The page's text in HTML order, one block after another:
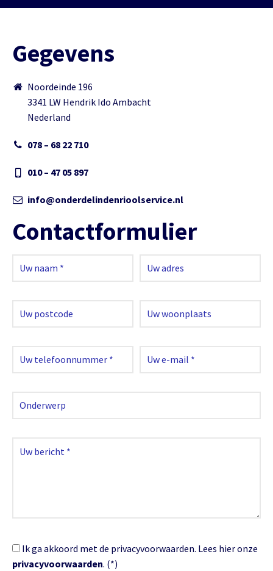
Gegevens
Noordeinde 196
3341 LW Hendrik Ido Ambacht
Nederland
078 – 68 22 710
010 – 47 05 897
info@onderdelindenrioolservice.nl
Contactformulier
Ik ga akkoord met de privacyvoorwaarden. Lees hier onze
privacyvoorwaarden. (*)